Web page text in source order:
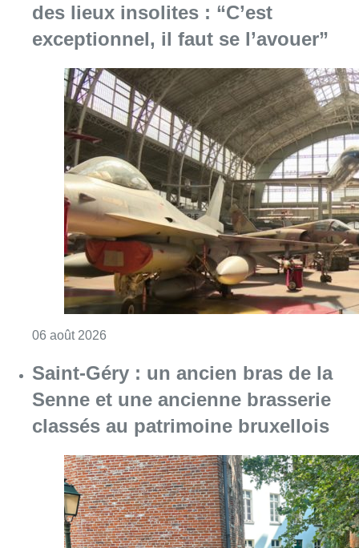
des lieux insolites : “C’est
exceptionnel, il faut se l’avouer”
06 août 2026
Saint-Géry : un ancien bras de la
Senne et une ancienne brasserie
classés au patrimoine bruxellois